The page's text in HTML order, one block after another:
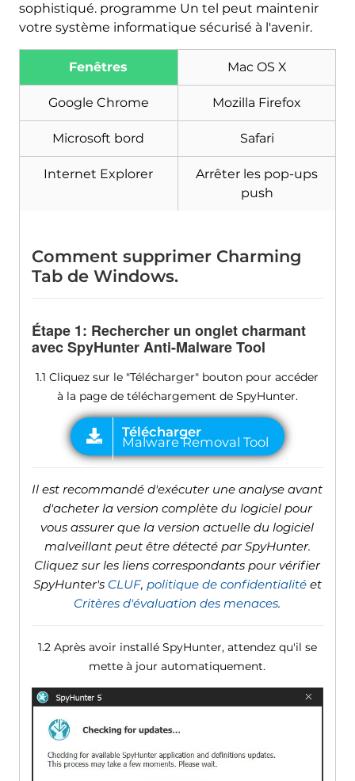
sophistiqué. programme Un tel peut maintenir
votre système informatique sécurisé à l'avenir.
Fenêtres Mac OS X
Google Chrome Mozilla Firefox
Microsoft bord Safari
Internet Explorer
Arrêter les pop-ups
push
Comment supprimer Charming
Tab de Windows.
Étape 1: Rechercher un onglet charmant
avec SpyHunter Anti-Malware Tool
1.1 Cliquez sur le "Télécharger" bouton pour accéder
à la page de téléchargement de SpyHunter.
Il est recommandé d'exécuter une analyse avant
d'acheter la version complète du logiciel pour
vous assurer que la version actuelle du logiciel
malveillant peut être détecté par SpyHunter.
Cliquez sur les liens correspondants pour vérifier
SpyHunter's CLUF, politique de confidentialitéet
Critères d'évaluation des menaces.
1.2 Après avoir installé SpyHunter, attendez qu'il se
mette à jour automatiquement.